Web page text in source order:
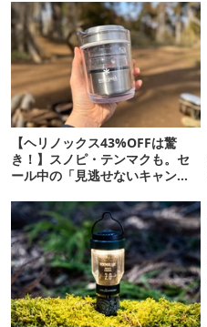
【ヘリノックス43%OFFは驚
き！】スノピ・テンマクも。セ
ール中の「見逃せないキャンプ